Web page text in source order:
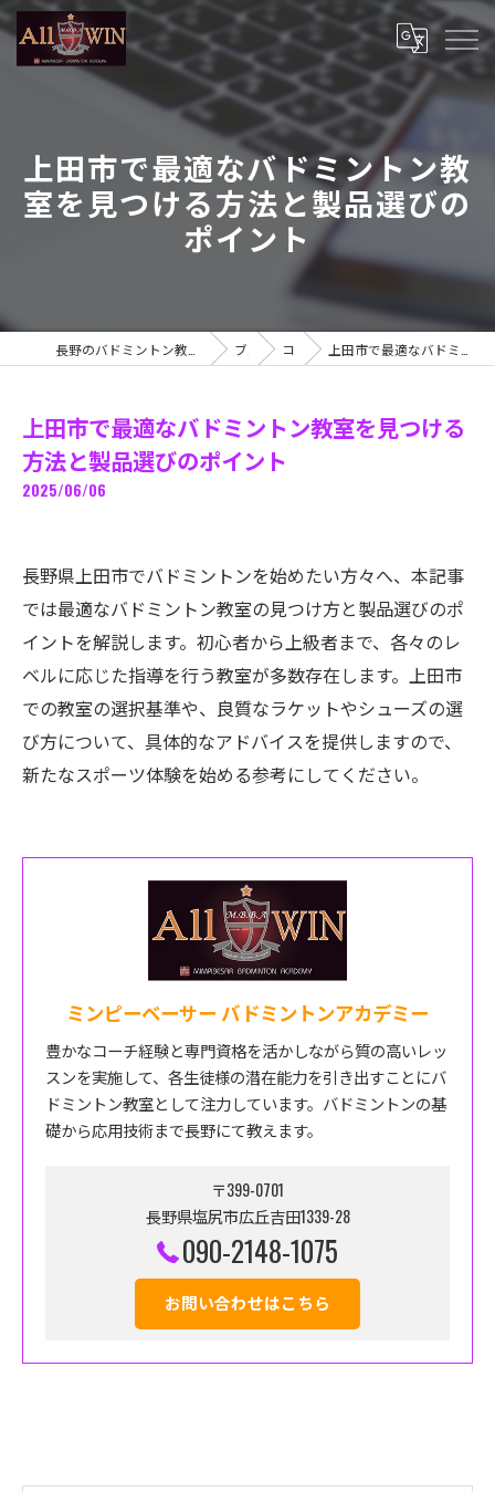
上田市で最適なバドミントン教
室を見つける方法と製品選びの
ポイント
ブログ コラム 上田市で最適なバドミントン教室を見つける方法と製品選びのポイント
上田市で最適なバドミントン教室を見つける
方法と製品選びのポイント
2025/06/06
長野県上田市でバドミントンを始めたい方々へ、本記事
では最適なバドミントン教室の見つけ方と製品選びのポ
イントを解説します。初心者から上級者まで、各々のレ
ベルに応じた指導を行う教室が多数存在します。上田市
での教室の選択基準や、良質なラケットやシューズの選
び方について、具体的なアドバイスを提供しますので、
新たなスポーツ体験を始める参考にしてください。
ミンピーベーサー バドミントンアカデミー
豊かなコーチ経験と専門資格を活かしながら質の高いレッ
スンを実施して、各生徒様の潜在能力を引き出すことにバ
ドミントン教室として注力しています。バドミントンの基
礎から応用技術まで長野にて教えます。
〒399-0701
長野県塩尻市広丘吉田1339-28
090-2148-1075
お問い合わせはこちら